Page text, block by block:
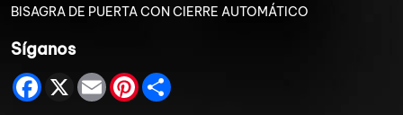
BISAGRA DE PUERTA CON CIERRE AUTOMÁTICO
Síganos
Facebook
X EmailPinterest